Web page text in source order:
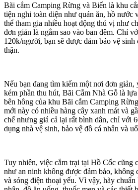
Bãi cắm Camping Rừng và Biển là khu
tiện nghi toàn diện như quán ăn, hồ nước
thể tham gia nhiều hoạt động thú vị như
đơn giản là ngắm sao vào ban đêm. Chỉ
120k/người, bạn sẽ được đảm bảo vệ sinh
thận.
Nếu bạn đang tìm kiếm một nơi đơn
kém phần thu hút, Bãi Cắm Nhà Gỗ là
bên hông của khu Bãi cắm Camping
mới này có nhiều hàng cây xanh mát và
chế nhưng giá cả lại rất bình dân, chỉ với
dụng nhà vệ sinh, bảo vệ đồ cá nhân và
Tuy nhiên, việc cắm trại tại Hồ Cốc cũng
như an ninh không được đảm bảo, không
và sóng điện thoại yếu. Vì vậy, hãy